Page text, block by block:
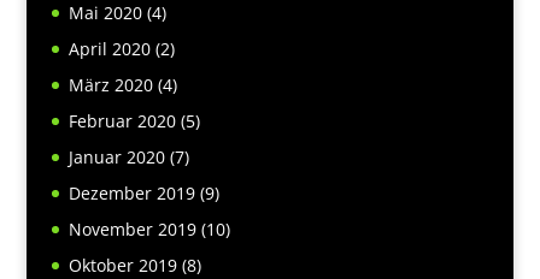
Mai 2020(4)
April 2020(2)
März 2020(4)
Februar 2020(5)
Januar 2020(7)
Dezember 2019(9)
November 2019(10)
Oktober 2019(8)